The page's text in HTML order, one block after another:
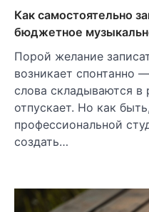
Как самостоятельно
бюджетное
Порой желание
возникает спонтанно
слова складываются
отпускает. Но как
профессиональной
создать…